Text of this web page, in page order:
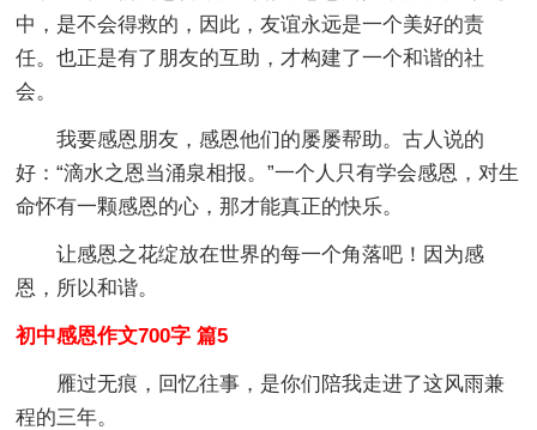
中，是不会得救的，因此，友谊永远是一个美好的责
任。也正是有了朋友的互助，才构建了一个和谐的社
会。
我要感恩朋友，感恩他们的屡屡帮助。古人说的
好：“滴水之恩当涌泉相报。”一个人只有学会感恩，对生
命怀有一颗感恩的心，那才能真正的快乐。
让感恩之花绽放在世界的每一个角落吧！因为感
恩，所以和谐。
初中感恩作文700字 篇5
雁过无痕，回忆往事，是你们陪我走进了这风雨兼
程的三年。